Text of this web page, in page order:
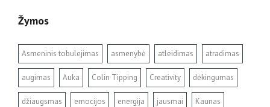
Žymos
Asmeninis tobulejimas asmenybė atleidimas atradimas
augimas Auka Colin Tipping Creativity dėkingumas
džiaugsmas emocijos energija jausmai Kaunas